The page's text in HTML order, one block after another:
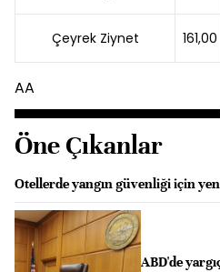
Çeyrek Ziynet 161,00
AA
Öne Çıkanlar
Otellerde yangın güvenliği için
ABD'de